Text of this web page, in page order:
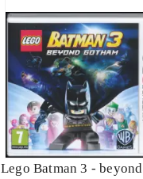
Lego Batman 3 - beyond